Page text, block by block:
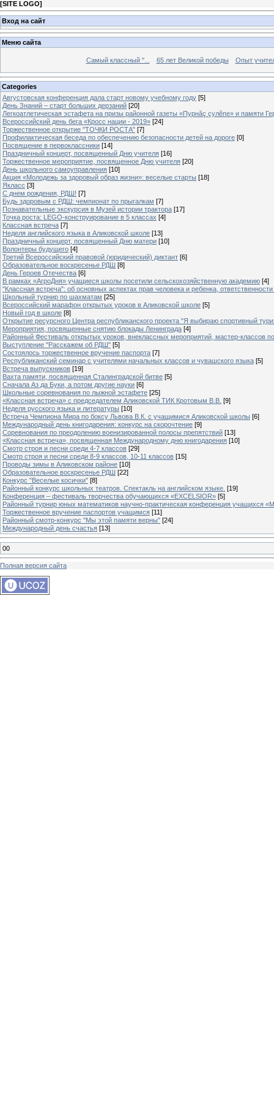
[SITE LOGO]
Вход на сайт
Меню сайта
Самый классный "... 65 лет Великой победы Опыт
Categories
Августовская конференция дала старт новому учебному году [5]
День Знаний – старт больших дерзаний [20]
Легкоатлетическая эстафета на призы районной газеты «Пурнăç çулĕпе» и памяти
Всероссийский день бега «Кросс нации - 2019» [24]
Торжественное открытие "ТОЧКИ РОСТА" [7]
Профилактическая беседа по обеспечению безопасности детей на дороге [0]
Посвящение в первоклассники [14]
Праздничный концерт, посвященный Дню учителя [16]
Торжественное мероприятие, посвященное Дню учителя [20]
День школьного самоуправления [10]
Акция «Молодежь за здоровый образ жизни»: веселые старты [18]
Якласс [3]
С днем рождения, РДШ! [7]
Будь здоровым с РДШ: чемпионат по прыгалкам [7]
Познавательные экскурсия в Музей истории трактора [17]
Точка роста: LEGO-конструирование в 5 классах [4]
Классная встреча [7]
Неделя английского языка в Аликовской школе [13]
Праздничный концерт, посвященный Дню матери [10]
Волонтеры будущего [4]
Третий Всероссийский правовой (юридический) диктант [6]
Образовательное воскресенье РДШ [8]
День Героев Отечества [6]
В рамках «АгроДня» учащиеся школы посетили сельскохозяйственную академию [4]
"Классная встреча": об основных аспектах прав человека и ребенка,
Школьный турнир по шахматам [25]
Всероссийский марафон открытых уроков в Аликовской школе [5]
Новый год в школе [8]
Открытие ресурсного Центра республиканского проекта "Я выбираю спортивный
Мероприятия, посвященные снятию блокады Ленинграда [4]
Районный Фестиваль открытых уроков, внеклассных мероприятий, мастер-классов
Выступление "Расскажем об РДШ" [5]
Состоялось торжественное вручение паспорта [7]
Республиканский семинар с учителями начальных классов и чувашского языка [5]
Встреча выпускников [19]
Вахта памяти, посвященная Сталинградской битве [5]
Сначала Аз да Буки, а потом другие науки [6]
Школьные соревнования по лыжной эстафете [25]
«Классная встреча» с председателем Аликовской ТИК Кротовым В.В. [9]
Неделя русского языка и литературы [10]
Встреча Чемпиона Мира по боксу Львова В.К. с учащимися Аликовской школы [6]
Международный день книгодарения: конкурс на скорочтение [9]
Cоревнования по преодолению военизированной полосы препятствий [13]
«Классная встреча», посвященная Международному дню книгодарения [10]
Смотр строя и песни среди 4-7 классов [29]
Смотр строя и песни среди 8-9 классов, 10-11 классов [15]
Проводы зимы в Аликовском районе [10]
Образовательное воскресенье РДШ [22]
Конкурс "Веселые косички" [8]
Районный конкурс школьных театров. Спектакль на английском языке. [19]
Конференция – фестиваль творчества обучающихся «EXCELSIOR» [5]
Районный турнир юных математиков научно-практическая конференция учащихся
Торжественное вручение паспортов учащимся [11]
Районный смотр-конкурс "Мы этой памяти верны" [24]
Международный день счастья [13]
00
Полная версия сайта